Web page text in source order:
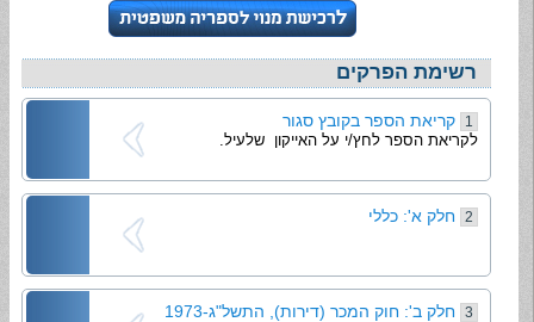
רשימת הפרקים
קריאת הספר בקובץ סגור
לקריאת הספר לחץ/י על האייקון שלעיל.
חלק א': כללי
חלק ב': חוק המכר (דירות), התשל"ג-1973